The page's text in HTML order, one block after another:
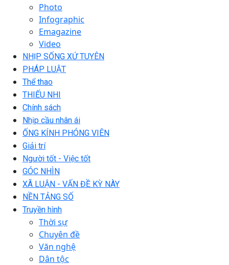
Photo
Infographic
Emagazine
Video
NHỊP SỐNG XỨ TUYÊN
PHÁP LUẬT
Thể thao
THIẾU NHI
Chính sách
Nhịp cầu nhân ái
ỐNG KÍNH PHÓNG VIÊN
Giải trí
Người tốt - Việc tốt
GÓC NHÌN
XÃ LUẬN - VẤN ĐỀ KỲ NÀY
NỀN TẢNG SỐ
Truyền hình
Thời sự
Chuyên đề
Văn nghệ
Dân tộc